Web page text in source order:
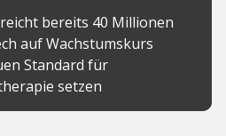
bereits 40 Millionen
auf Wachstumskurs
Standard für
setzen